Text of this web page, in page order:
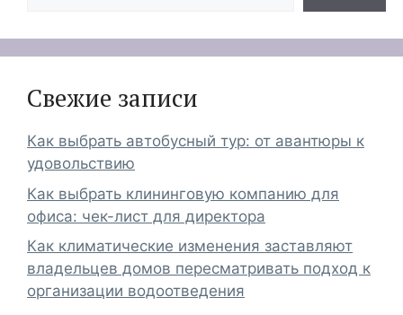
Свежие записи
Как выбрать автобусный тур: от авантюры к
удовольствию
Как выбрать клининговую компанию для
офиса: чек-лист для директора
Как климатические изменения заставляют
владельцев домов пересматривать подход к
организации водоотведения